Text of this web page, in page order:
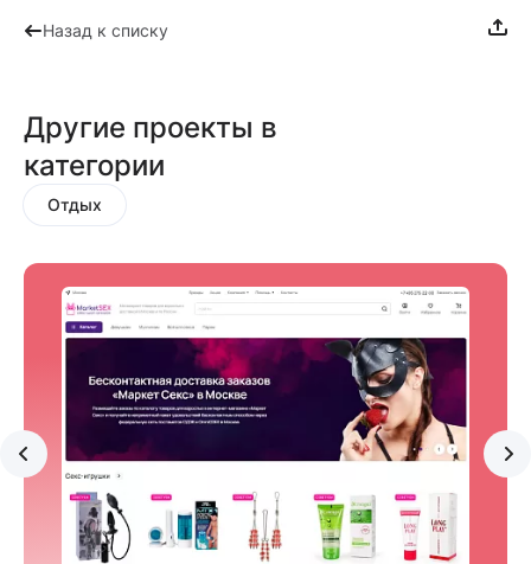
Назад к списку
Другие проекты в
категории
Отдых